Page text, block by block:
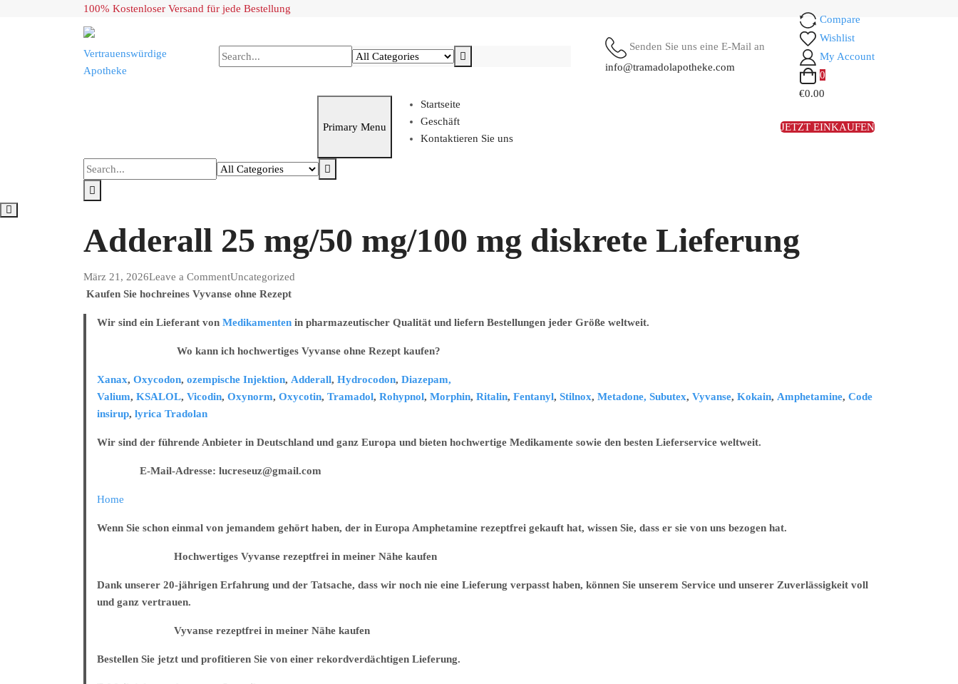
100% Kostenloser Versand für jede Bestellung
Vertrauenswürdige
Apotheke
Senden Sie uns eine E-Mail an
info@tramadolapotheke.com
Compare
Wishlist
My Account
0
€0.00
Primary Menu
Startseite
Geschäft
Kontaktieren Sie uns
JETZT EINKAUFEN
Adderall 25 mg/50 mg/100 mg diskrete Lieferung
März 21, 2026Leave a Commenton
Adderall
mg/50
diskrete
Lieferung
Uncategorized
Kaufen Sie hochreines Vyvanse ohne Rezept
Wir sind ein Lieferant von Medikamentenin pharmazeutischer Qualität und liefern Bestellungen jeder Größe weltweit.
Wo kann ich hochwertiges Vyvanse ohne Rezept kaufen?
Xanax, Oxycodon, ozempische Injektion, Adderall, Hydrocodon, Diazepam,
Valium, KSALOL, Vicodin, Oxynorm, Oxycotin, Tramadol, Rohypnol, Morphin, Ritalin, Fentanyl, Stilnox, Metadone, Subutex, Vyvanse, Kokain, Amphetamine, Code
insirup, lyrica Tradolan
Wir sind der führende Anbieter in Deutschland und ganz Europa und bieten hochwertige Medikamente sowie den besten Lieferservice weltweit.
E-Mail-Adresse: lucreseuz@gmail.com
Home
Wenn Sie schon einmal von jemandem gehört haben, der in Europa Amphetamine rezeptfrei gekauft hat, wissen Sie, dass er sie von uns bezogen hat.
Hochwertiges Vyvanse rezeptfrei in meiner Nähe kaufen
Dank unserer 20-jährigen Erfahrung und der Tatsache, dass wir noch nie eine Lieferung verpasst haben, können Sie unserem Service und unserer Zuverlässigkeit voll
und ganz vertrauen.
Vyvanse rezeptfrei in meiner Nähe kaufen
Bestellen Sie jetzt und profitieren Sie von einer rekordverdächtigen Lieferung.